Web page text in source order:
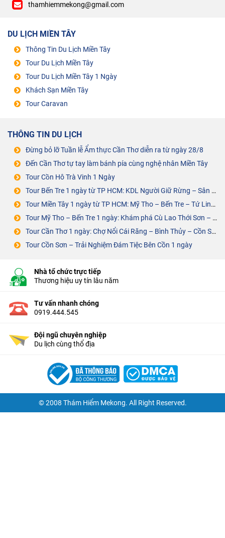
thamhiemmekong@gmail.com
DU LỊCH MIỀN TÂY
Thông Tin Du Lịch Miền Tây
Tour Du Lịch Miền Tây
Tour Du Lịch Miền Tây 1 Ngày
Khách Sạn Miền Tây
Tour Caravan
THÔNG TIN DU LỊCH
Đừng bỏ lỡ Tuần lễ Ẩm thực Cần Thơ diễn ra từ ngày 28/8
Đến Cần Thơ tự tay làm bánh pía cùng nghệ nhân Miền Tây
Tour Cồn Hô Trà Vinh 1 Ngày
Tour Bến Tre 1 ngày từ TP HCM: KDL Người Giữ Rừng – Sân Chim Vàm Hồ
Tour Miền Tây 1 ngày từ TP HCM: Mỹ Tho – Bến Tre – Tứ Linh Cồn
Tour Mỹ Tho – Bến Tre 1 ngày: Khám phá Cù Lao Thới Sơn – Cồn Phụng
Tour Cần Thơ 1 ngày: Chợ Nổi Cái Răng – Bình Thủy – Cồn Sơn – ĐÁM TIỆC BÊN CỒN
Tour Cồn Sơn – Trải Nghiệm Đám Tiệc Bên Cồn 1 ngày
Nhà tổ chức trực tiếp
Thương hiệu uy tín lâu năm
Tư vấn nhanh chóng
0919.444.545
Đội ngũ chuyên nghiệp
Du lịch cùng thổ địa
© 2008 Thám Hiểm Mekong. All Right Reserved.